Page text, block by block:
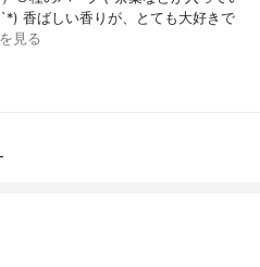
香ばしい香りが、とても大好きで
見る